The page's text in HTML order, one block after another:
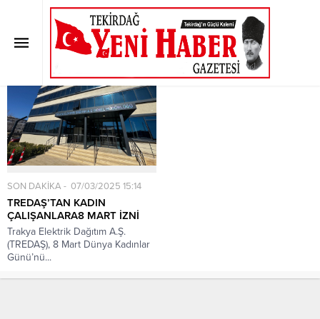
Etiket: Izin
Anasayfa » Etiket: Izin
SON DAKİKA 07/03/2025 15:14
TREDAŞ’TAN KADIN
ÇALIŞANLARA8 MART İZNİ
Trakya Elektrik Dağıtım A.Ş.
(TREDAŞ), 8 Mart Dünya Kadınlar
Günü’nü...